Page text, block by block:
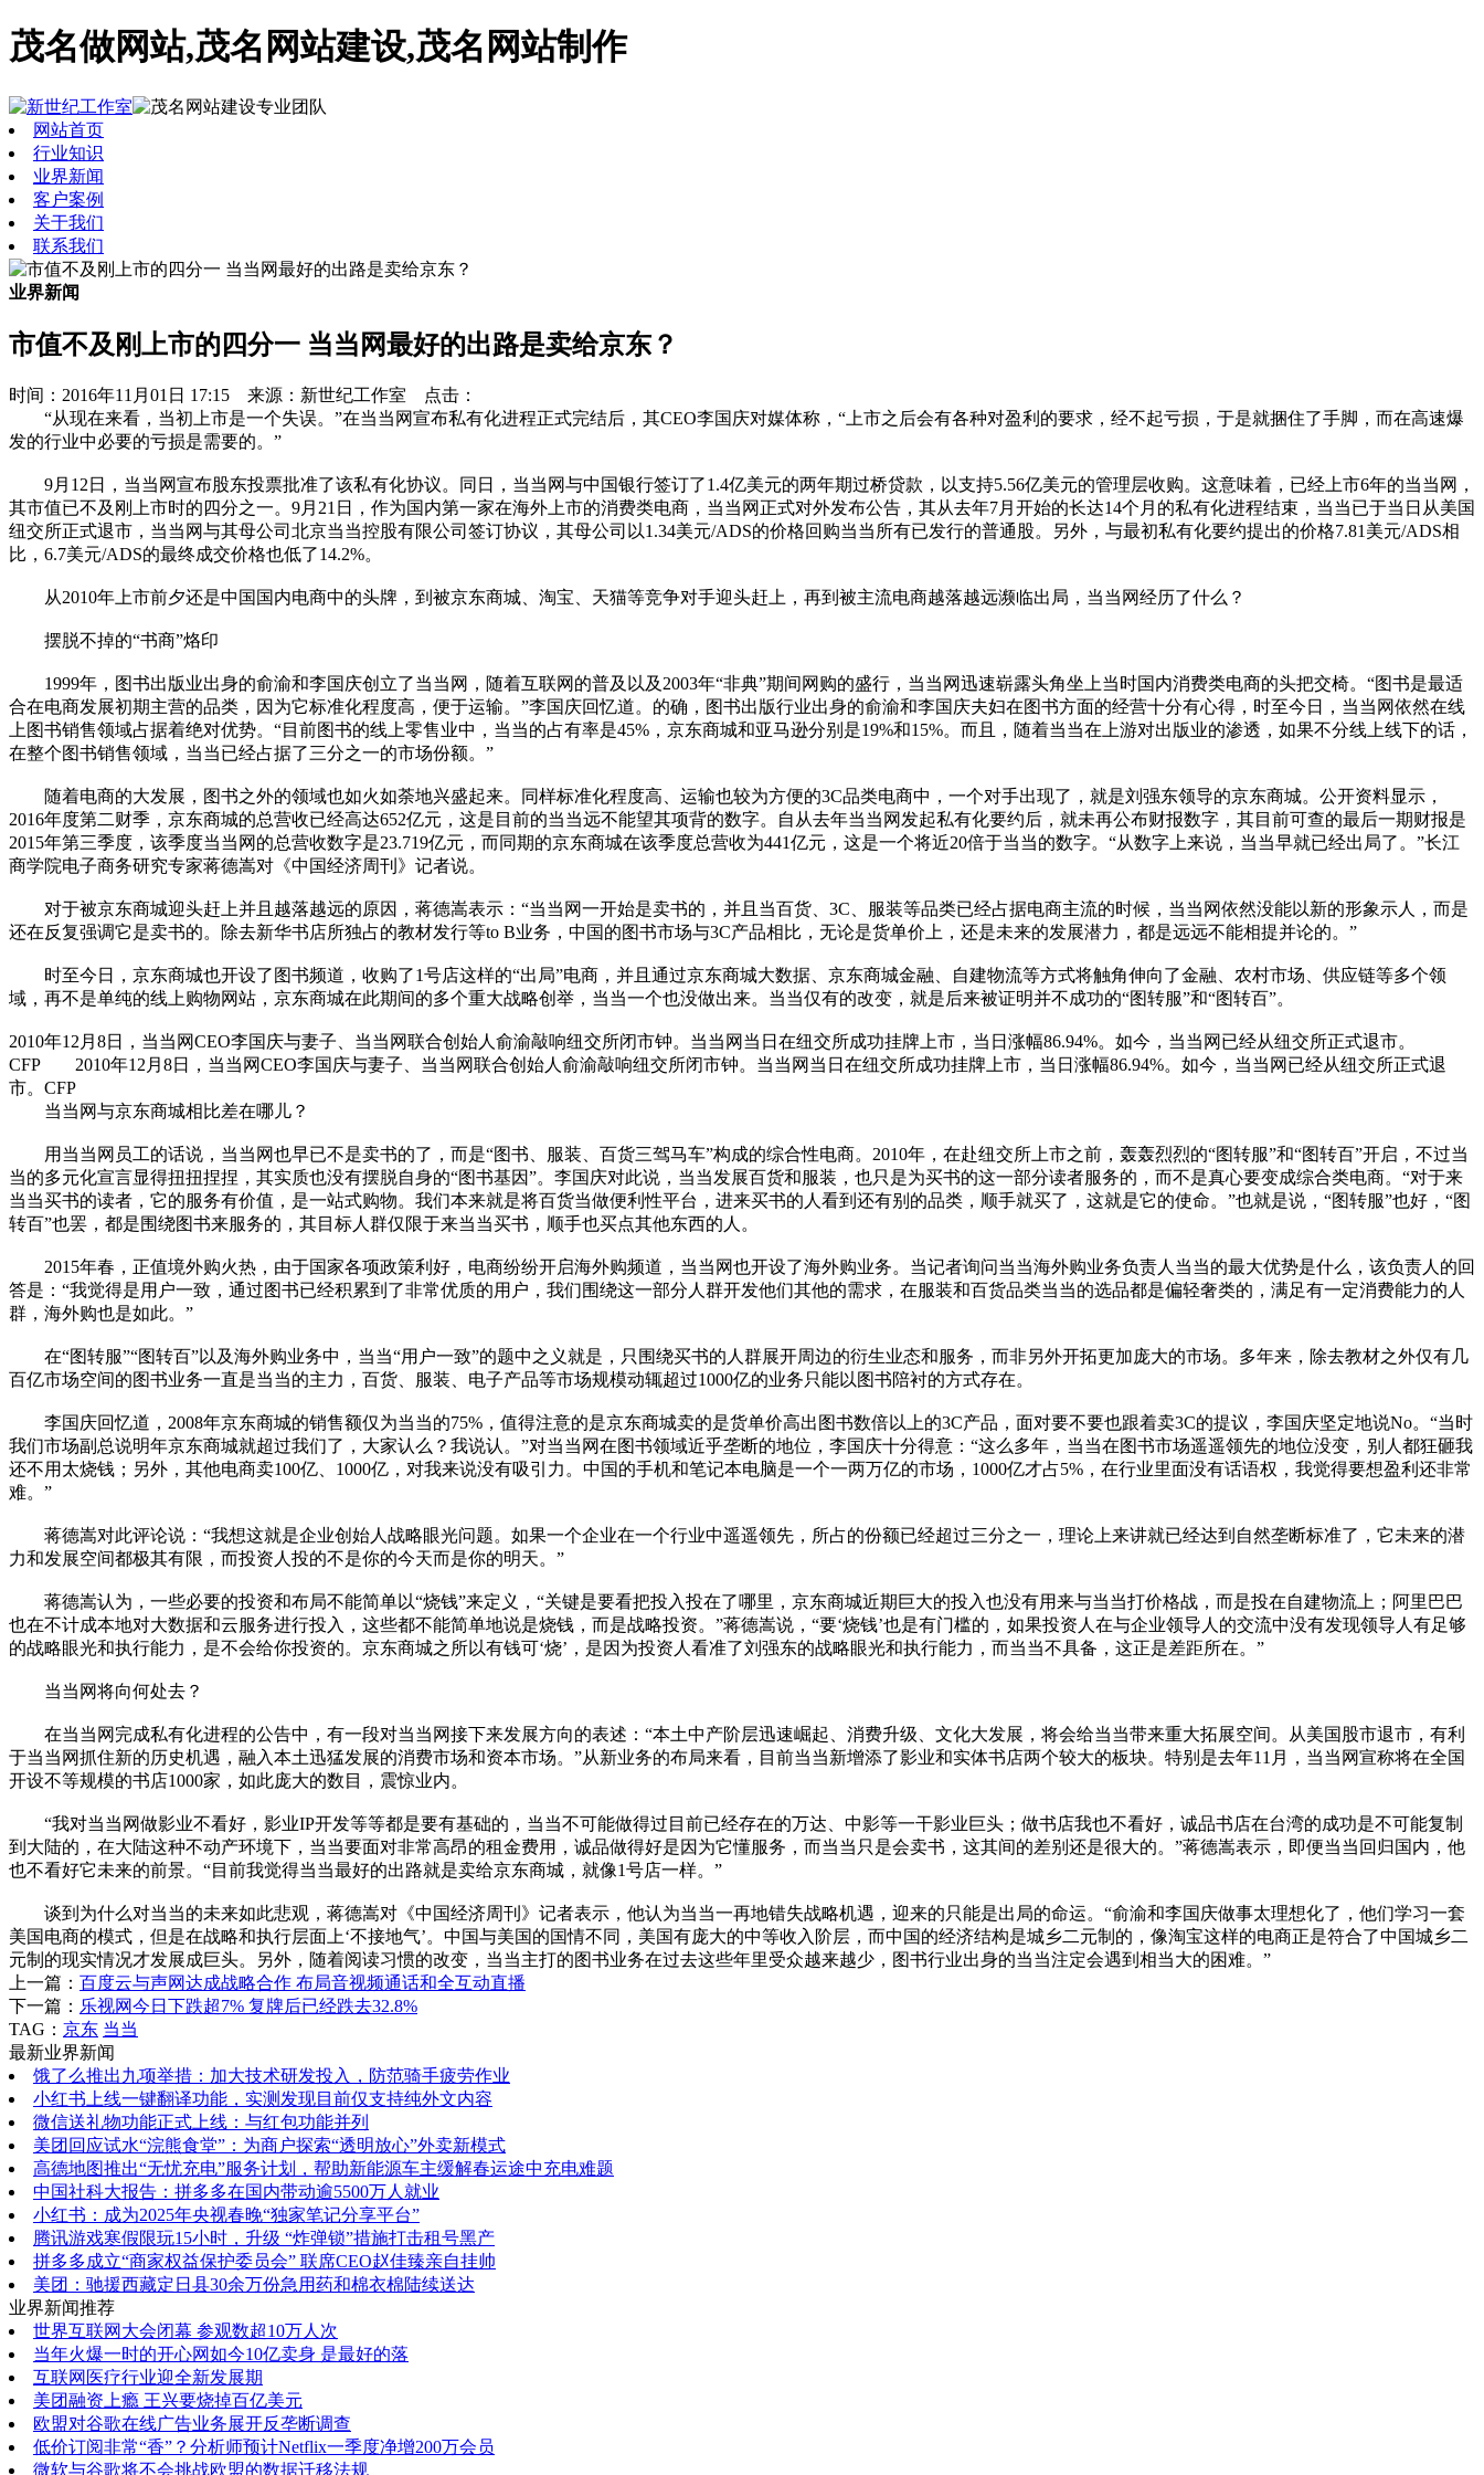
茂名做网站,茂名网站建设,茂名网站制作
网站首页
行业知识
业界新闻
客户案例
关于我们
联系我们
业界新闻
市值不及刚上市的四分一 当当网最好的出路是卖给京东？
时间：2016年11月01日 17:15 来源：新世纪工作室 点击：
“从现在来看，当初上市是一个失误。”在当当网宣布私有化进程正式完结后，其CEO李国庆对媒体称，“上市之后会有各种对盈利的要求，经不起亏损，于是就捆住了手脚，而在高速爆
发的行业中必要的亏损是需要的。”
9月12日，当当网宣布股东投票批准了该私有化协议。同日，当当网与中国银行签订了1.4亿美元的两年期过桥贷款，以支持5.56亿美元的管理层收购。这意味着，已经上市6年的当当网，
其市值已不及刚上市时的四分之一。9月21日，作为国内第一家在海外上市的消费类电商，当当网正式对外发布公告，其从去年7月开始的长达14个月的私有化进程结束，当当已于当日从美国
纽交所正式退市，当当网与其母公司北京当当控股有限公司签订协议，其母公司以1.34美元/ADS的价格回购当当所有已发行的普通股。另外，与最初私有化要约提出的价格7.81美元/ADS相
比，6.7美元/ADS的最终成交价格也低了14.2%。
从2010年上市前夕还是中国国内电商中的头牌，到被京东商城、淘宝、天猫等竞争对手迎头赶上，再到被主流电商越落越远濒临出局，当当网经历了什么？
摆脱不掉的“书商”烙印
1999年，图书出版业出身的俞渝和李国庆创立了当当网，随着互联网的普及以及2003年“非典”期间网购的盛行，当当网迅速崭露头角坐上当时国内消费类电商的头把交椅。“图书是最适
合在电商发展初期主营的品类，因为它标准化程度高，便于运输。”李国庆回忆道。的确，图书出版行业出身的俞渝和李国庆夫妇在图书方面的经营十分有心得，时至今日，当当网依然在线
上图书销售领域占据着绝对优势。“目前图书的线上零售业中，当当的占有率是45%，京东商城和亚马逊分别是19%和15%。而且，随着当当在上游对出版业的渗透，如果不分线上线下的话，
在整个图书销售领域，当当已经占据了三分之一的市场份额。”
随着电商的大发展，图书之外的领域也如火如荼地兴盛起来。同样标准化程度高、运输也较为方便的3C品类电商中，一个对手出现了，就是刘强东领导的京东商城。公开资料显示，
2016年度第二财季，京东商城的总营收已经高达652亿元，这是目前的当当远不能望其项背的数字。自从去年当当网发起私有化要约后，就未再公布财报数字，其目前可查的最后一期财报是
2015年第三季度，该季度当当网的总营收数字是23.719亿元，而同期的京东商城在该季度总营收为441亿元，这是一个将近20倍于当当的数字。“从数字上来说，当当早就已经出局了。”长江
商学院电子商务研究专家蒋德嵩对《中国经济周刊》记者说。
对于被京东商城迎头赶上并且越落越远的原因，蒋德嵩表示：“当当网一开始是卖书的，并且当百货、3C、服装等品类已经占据电商主流的时候，当当网依然没能以新的形象示人，而是
还在反复强调它是卖书的。除去新华书店所独占的教材发行等to B业务，中国的图书市场与3C产品相比，无论是货单价上，还是未来的发展潜力，都是远远不能相提并论的。”
时至今日，京东商城也开设了图书频道，收购了1号店这样的“出局”电商，并且通过京东商城大数据、京东商城金融、自建物流等方式将触角伸向了金融、农村市场、供应链等多个领
域，再不是单纯的线上购物网站，京东商城在此期间的多个重大战略创举，当当一个也没做出来。当当仅有的改变，就是后来被证明并不成功的“图转服”和“图转百”。
2010年12月8日，当当网CEO李国庆与妻子、当当网联合创始人俞渝敲响纽交所闭市钟。当当网当日在纽交所成功挂牌上市，当日涨幅86.94%。如今，当当网已经从纽交所正式退市。
CFP 2010年12月8日，当当网CEO李国庆与妻子、当当网联合创始人俞渝敲响纽交所闭市钟。当当网当日在纽交所成功挂牌上市，当日涨幅86.94%。如今，当当网已经从纽交所正式退
市。CFP
当当网与京东商城相比差在哪儿？
用当当网员工的话说，当当网也早已不是卖书的了，而是“图书、服装、百货三驾马车”构成的综合性电商。2010年，在赴纽交所上市之前，轰轰烈烈的“图转服”和“图转百”开启，不过当
当的多元化宣言显得扭扭捏捏，其实质也没有摆脱自身的“图书基因”。李国庆对此说，当当发展百货和服装，也只是为买书的这一部分读者服务的，而不是真心要变成综合类电商。“对于来
当当买书的读者，它的服务有价值，是一站式购物。我们本来就是将百货当做便利性平台，进来买书的人看到还有别的品类，顺手就买了，这就是它的使命。”也就是说，“图转服”也好，“图
转百”也罢，都是围绕图书来服务的，其目标人群仅限于来当当买书，顺手也买点其他东西的人。
2015年春，正值境外购火热，由于国家各项政策利好，电商纷纷开启海外购频道，当当网也开设了海外购业务。当记者询问当当海外购业务负责人当当的最大优势是什么，该负责人的回
答是：“我觉得是用户一致，通过图书已经积累到了非常优质的用户，我们围绕这一部分人群开发他们其他的需求，在服装和百货品类当当的选品都是偏轻奢类的，满足有一定消费能力的人
群，海外购也是如此。”
在“图转服”“图转百”以及海外购业务中，当当“用户一致”的题中之义就是，只围绕买书的人群展开周边的衍生业态和服务，而非另外开拓更加庞大的市场。多年来，除去教材之外仅有几
百亿市场空间的图书业务一直是当当的主力，百货、服装、电子产品等市场规模动辄超过1000亿的业务只能以图书陪衬的方式存在。
李国庆回忆道，2008年京东商城的销售额仅为当当的75%，值得注意的是京东商城卖的是货单价高出图书数倍以上的3C产品，面对要不要也跟着卖3C的提议，李国庆坚定地说No。“当时
我们市场副总说明年京东商城就超过我们了，大家认么？我说认。”对当当网在图书领域近乎垄断的地位，李国庆十分得意：“这么多年，当当在图书市场遥遥领先的地位没变，别人都狂砸我
还不用太烧钱；另外，其他电商卖100亿、1000亿，对我来说没有吸引力。中国的手机和笔记本电脑是一个一两万亿的市场，1000亿才占5%，在行业里面没有话语权，我觉得要想盈利还非常
难。”
蒋德嵩对此评论说：“我想这就是企业创始人战略眼光问题。如果一个企业在一个行业中遥遥领先，所占的份额已经超过三分之一，理论上来讲就已经达到自然垄断标准了，它未来的潜
力和发展空间都极其有限，而投资人投的不是你的今天而是你的明天。”
蒋德嵩认为，一些必要的投资和布局不能简单以“烧钱”来定义，“关键是要看把投入投在了哪里，京东商城近期巨大的投入也没有用来与当当打价格战，而是投在自建物流上；阿里巴巴
也在不计成本地对大数据和云服务进行投入，这些都不能简单地说是烧钱，而是战略投资。”蒋德嵩说，“要‘烧钱’也是有门槛的，如果投资人在与企业领导人的交流中没有发现领导人有足够
的战略眼光和执行能力，是不会给你投资的。京东商城之所以有钱可‘烧’，是因为投资人看准了刘强东的战略眼光和执行能力，而当当不具备，这正是差距所在。”
当当网将向何处去？
在当当网完成私有化进程的公告中，有一段对当当网接下来发展方向的表述：“本土中产阶层迅速崛起、消费升级、文化大发展，将会给当当带来重大拓展空间。从美国股市退市，有利
于当当网抓住新的历史机遇，融入本土迅猛发展的消费市场和资本市场。”从新业务的布局来看，目前当当新增添了影业和实体书店两个较大的板块。特别是去年11月，当当网宣称将在全国
开设不等规模的书店1000家，如此庞大的数目，震惊业内。
“我对当当网做影业不看好，影业IP开发等等都是要有基础的，当当不可能做得过目前已经存在的万达、中影等一干影业巨头；做书店我也不看好，诚品书店在台湾的成功是不可能复制
到大陆的，在大陆这种不动产环境下，当当要面对非常高昂的租金费用，诚品做得好是因为它懂服务，而当当只是会卖书，这其间的差别还是很大的。”蒋德嵩表示，即便当当回归国内，他
也不看好它未来的前景。“目前我觉得当当最好的出路就是卖给京东商城，就像1号店一样。”
谈到为什么对当当的未来如此悲观，蒋德嵩对《中国经济周刊》记者表示，他认为当当一再地错失战略机遇，迎来的只能是出局的命运。“俞渝和李国庆做事太理想化了，他们学习一套
美国电商的模式，但是在战略和执行层面上‘不接地气’。中国与美国的国情不同，美国有庞大的中等收入阶层，而中国的经济结构是城乡二元制的，像淘宝这样的电商正是符合了中国城乡二
元制的现实情况才发展成巨头。另外，随着阅读习惯的改变，当当主打的图书业务在过去这些年里受众越来越少，图书行业出身的当当注定会遇到相当大的困难。”
上一篇： 百度云与声网达成战略合作 布局音视频通话和全互动直播
下一篇： 乐视网今日下跌超7% 复牌后已经跌去32.8%
TAG： 京东 当当
最新业界新闻
饿了么推出九项举措：加大技术研发投入，防范骑手疲劳作业
小红书上线一键翻译功能，实测发现目前仅支持纯外文内容
微信送礼物功能正式上线：与红包功能并列
美团回应试水“浣熊食堂”：为商户探索“透明放心”外卖新模式
高德地图推出“无忧充电”服务计划，帮助新能源车主缓解春运途中充电难题
中国社科大报告：拼多多在国内带动逾5500万人就业
小红书：成为2025年央视春晚“独家笔记分享平台”
腾讯游戏寒假限玩15小时，升级 “炸弹锁”措施打击租号黑产
拼多多成立“商家权益保护委员会” 联席CEO赵佳臻亲自挂帅
美团：驰援西藏定日县30余万份急用药和棉衣棉陆续送达
业界新闻推荐
世界互联网大会闭幕 参观数超10万人次
当年火爆一时的开心网如今10亿卖身 是最好的落
互联网医疗行业迎全新发展期
美团融资上瘾 王兴要烧掉百亿美元
欧盟对谷歌在线广告业务展开反垄断调查
低价订阅非常“香”？分析师预计Netflix一季度净增200万会员
微软与谷歌将不会挑战欧盟的数据迁移法规